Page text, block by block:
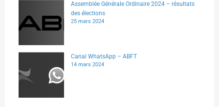
Assemblée Générale Ordinaire 2024 – résultats
des élections
25 mars 2024
Canal WhatsApp – ABFT
14 mars 2024